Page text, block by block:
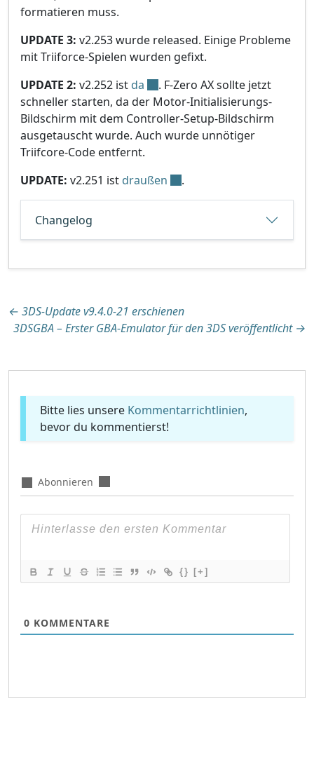
formatieren muss.
UPDATE 3: v2.253 wurde released. Einige Probleme
mit Triiforce-Spielen wurden gefixt.
UPDATE 2: v2.252 ist da
. F-Zero AX sollte jetzt
schneller starten, da der Motor-Initialisierungs-
Bildschirm mit dem Controller-Setup-Bildschirm
ausgetauscht wurde. Auch wurde unnötiger
Triifcore-Code entfernt.
UPDATE: v2.251 ist draußen .
Changelog
Beitragsnavigation
← 3DS-Update v9.4.0-21 erschienen
3DSGBA – Erster GBA-Emulator für den 3DS veröffentlicht →
Bitte lies unsere Kommentarrichtlinien,
bevor du kommentierst!
Abonnieren
{} [+]
0 KOMMENTARE